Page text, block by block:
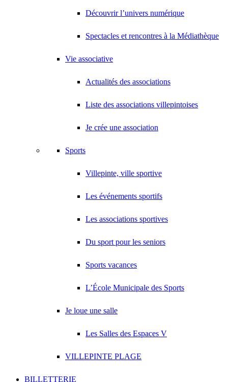
Découvrir l’univers numérique
Spectacles et rencontres à la Médiathèque
Vie associative
Actualités des associations
Liste des associations villepintoises
Je crée une association
Sports
Villepinte, ville sportive
Les événements sportifs
Les associations sportives
Du sport pour les seniors
Sports vacances
L’École Municipale des Sports
Je loue une salle
Les Salles des Espaces V
VILLEPINTE PLAGE
BILLETTERIE